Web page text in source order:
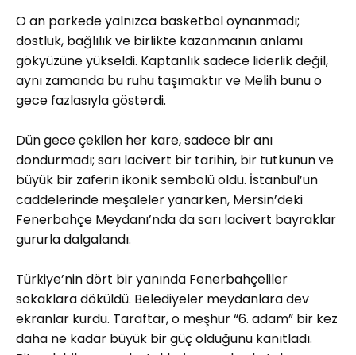
O an parkede yalnızca basketbol oynanmadı;
dostluk, bağlılık ve birlikte kazanmanın anlamı
gökyüzüne yükseldi. Kaptanlık sadece liderlik değil,
aynı zamanda bu ruhu taşımaktır ve Melih bunu o
gece fazlasıyla gösterdi.
Dün gece çekilen her kare, sadece bir anı
dondurmadı; sarı lacivert bir tarihin, bir tutkunun ve
büyük bir zaferin ikonik sembolü oldu. İstanbul’un
caddelerinde meşaleler yanarken, Mersin’deki
Fenerbahçe Meydanı’nda da sarı lacivert bayraklar
gururla dalgalandı.
Türkiye’nin dört bir yanında Fenerbahçeliler
sokaklara döküldü. Belediyeler meydanlara dev
ekranlar kurdu. Taraftar, o meşhur “6. adam” bir kez
daha ne kadar büyük bir güç olduğunu kanıtladı.